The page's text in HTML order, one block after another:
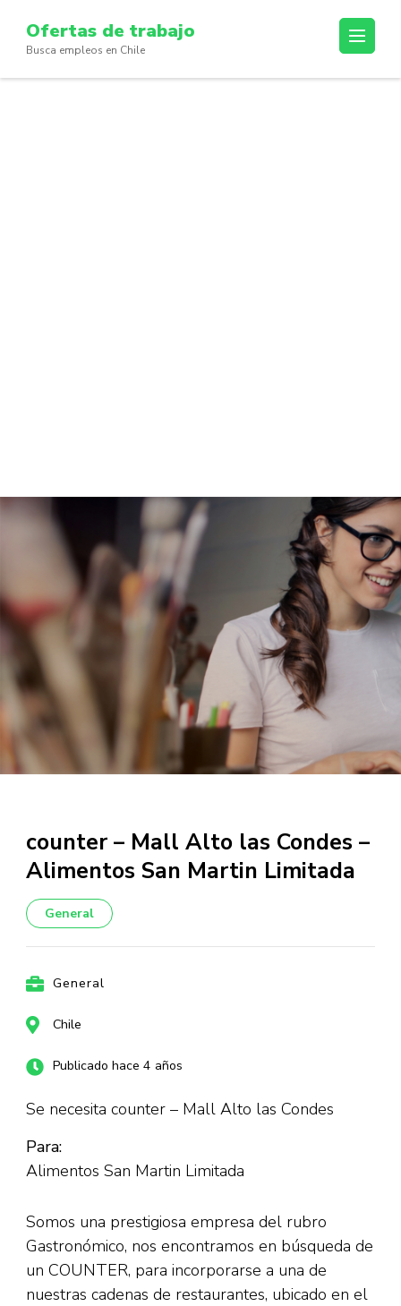
content
(Press
Ofertas de trabajo
Busca empleos en Chile
counter – Mall Alto las Condes –
Alimentos San Martin Limitada
General
General
Chile
Publicado hace 4 años
Se necesita counter – Mall Alto las Condes
Para:
Alimentos San Martin Limitada
Somos una prestigiosa empresa del rubro
Gastronómico, nos encontramos en búsqueda de
un COUNTER, para incorporarse a una de
nuestras cadenas de restaurantes, ubicado en el